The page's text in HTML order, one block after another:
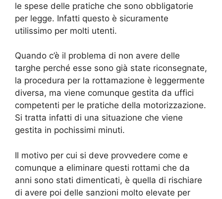
le spese delle pratiche che sono obbligatorie
per legge. Infatti questo è sicuramente
utilissimo per molti utenti.
Quando c’è il problema di non avere delle
targhe perché esse sono già state riconsegnate,
la procedura per la rottamazione è leggermente
diversa, ma viene comunque gestita da uffici
competenti per le pratiche della motorizzazione.
Si tratta infatti di una situazione che viene
gestita in pochissimi minuti.
Il motivo per cui si deve provvedere come e
comunque a eliminare questi rottami che da
anni sono stati dimenticati, è quella di rischiare
di avere poi delle sanzioni molto elevate per